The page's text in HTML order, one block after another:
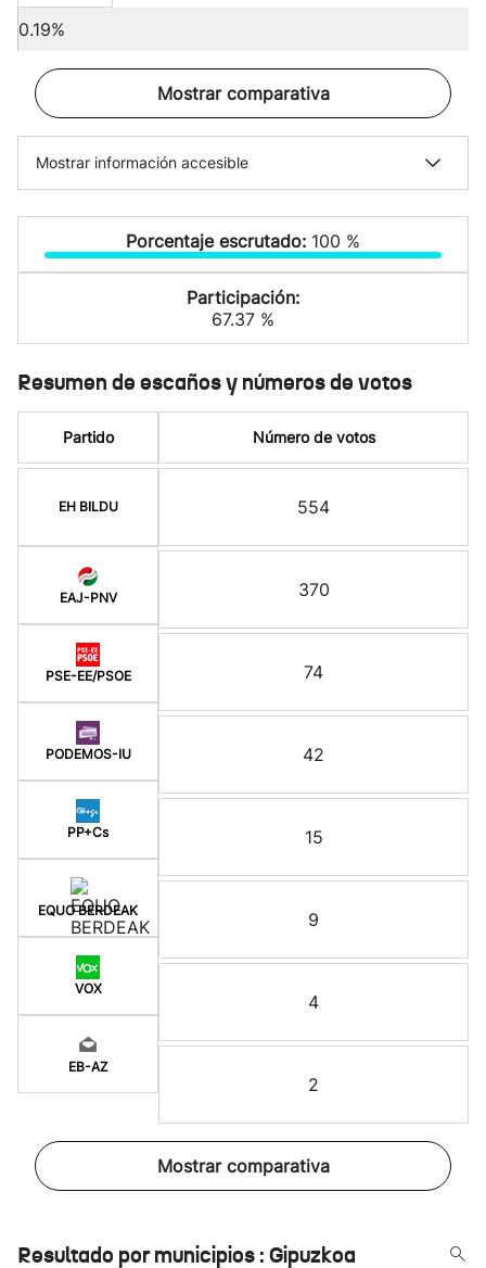
0.19%
Mostrar comparativa
Mostrar información accesible
Porcentaje escrutado: 100 %
Participación:
67.37 %
Resumen de escaños y números de votos
Partido
EH BILDU
EAJ-PNV
PSE-EE/PSOE
PODEMOS-IU
PP+Cs
EQUO BERDEAK
VOX
EB-AZ
Número de votos
554
370
74
42
15
9
4
2
Mostrar comparativa
Resultado por municipios : Gipuzkoa